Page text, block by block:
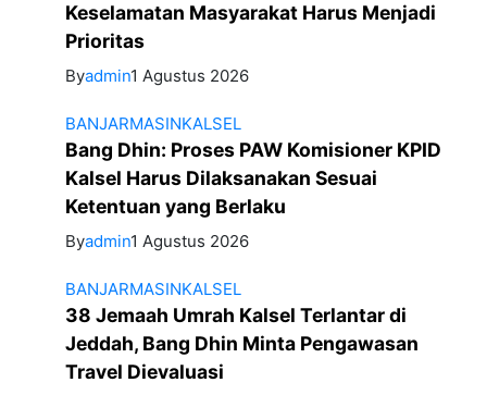
Keselamatan Masyarakat Harus Menjadi
Prioritas
Byadmin1 Agustus 2026
BANJARMASINKALSEL
Bang Dhin: Proses PAW Komisioner KPID
Kalsel Harus Dilaksanakan Sesuai
Ketentuan yang Berlaku
Byadmin1 Agustus 2026
BANJARMASINKALSEL
38 Jemaah Umrah Kalsel Terlantar di
Jeddah, Bang Dhin Minta Pengawasan
Travel Dievaluasi